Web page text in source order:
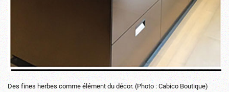
Des fines herbes comme élément du décor. (Photo : Cabico Boutique)